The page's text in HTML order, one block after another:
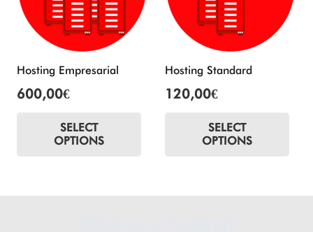
Hosting Empresarial
600,00€
SELECT
OPTIONS
Hosting Standard
120,00€
SELECT
OPTIONS